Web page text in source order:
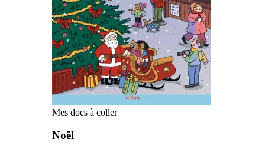
Mes docs à coller
Noël